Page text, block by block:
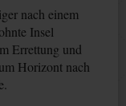
nach einem
Insel
Errettung und
Horizont nach